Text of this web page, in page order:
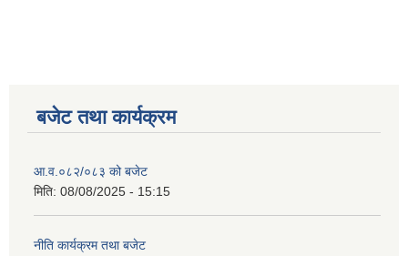
बजेट तथा कार्यक्रम
आ.व.०८२/०८३ को बजेट
मिति: 08/08/2025 - 15:15
नीति कार्यक्रम तथा बजेट